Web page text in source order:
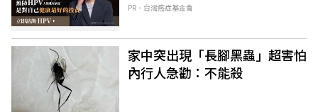
PR．台灣癌症基金會
家中突出現「長腳黑蟲」超害怕
內行人急勸：不能殺